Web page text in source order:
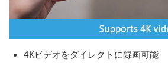
4Kビデオをダイレクトに録画可能